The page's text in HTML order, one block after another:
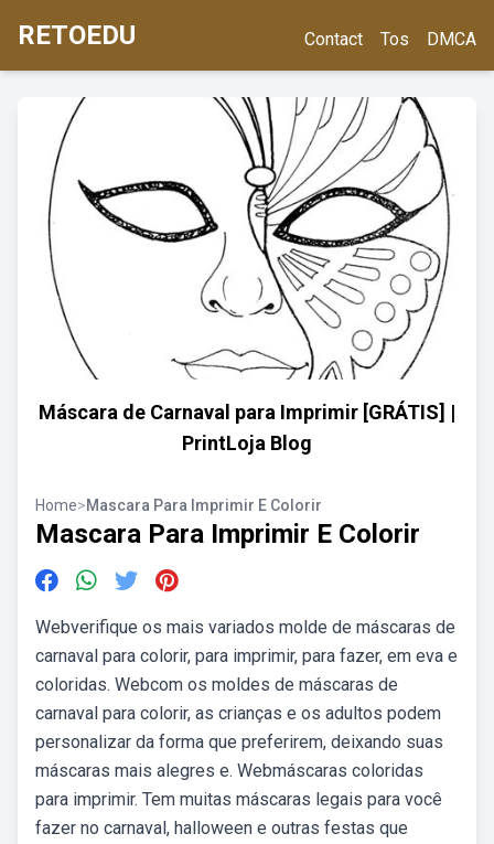
RETOEDU Contact Tos DMCA
Máscara de Carnaval para Imprimir [GRÁTIS] |
PrintLoja Blog
Home>Mascara Para Imprimir E Colorir
Mascara Para Imprimir E Colorir
Webverifique os mais variados molde de máscaras de
carnaval para colorir, para imprimir, para fazer, em eva e
coloridas. Webcom os moldes de máscaras de
carnaval para colorir, as crianças e os adultos podem
personalizar da forma que preferirem, deixando suas
máscaras mais alegres e. Webmáscaras coloridas
para imprimir. Tem muitas máscaras legais para você
fazer no carnaval, halloween e outras festas que